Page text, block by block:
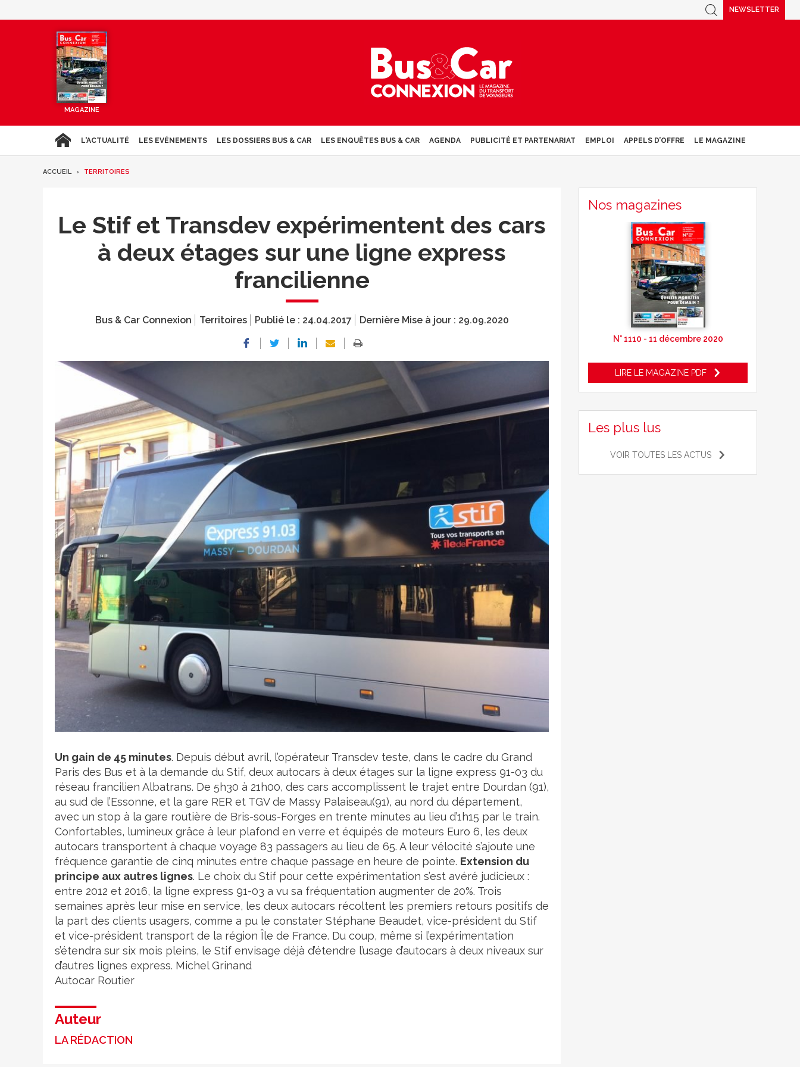
NEWSLETTER
MAGAZINE
L'ACTUALITÉ LES EVÉNEMENTS LES DOSSIERS BUS & CAR LES ENQUÊTES BUS & CAR AGENDA PUBLICITÉ ET PARTENARIAT EMPLOI APPELS D’OFFRE LE MAGAZINE
ACCUEIL TERRITOIRES
Le Stif et Transdev expérimentent des cars
à deux étages sur une ligne express
francilienne
Bus & Car Connexion Territoires Publié le : 24.04.2017 Dernière Mise à jour : 29.09.2020
Crédit photo
Un gain de 45 minutes. Depuis début avril, l’opérateur Transdev teste, dans le cadre du Grand
Paris des Bus et à la demande du Stif, deux autocars à deux étages sur la ligne express 91-03 du
réseau francilien Albatrans. De 5h30 à 21h00, des cars accomplissent le trajet entre Dourdan (91),
au sud de l’Essonne, et la gare RER et TGV de Massy Palaiseau(91), au nord du département,
avec un stop à la gare routière de Bris-sous-Forges en trente minutes au lieu d’1h15 par le train.
Confortables, lumineux grâce à leur plafond en verre et équipés de moteurs Euro 6, les deux
autocars transportent à chaque voyage 83 passagers au lieu de 65. A leur vélocité s’ajoute une
fréquence garantie de cinq minutes entre chaque passage en heure de pointe. Extension du
principe aux autres lignes. Le choix du Stif pour cette expérimentation s’est avéré judicieux :
entre 2012 et 2016, la ligne express 91-03 a vu sa fréquentation augmenter de 20%. Trois
semaines après leur mise en service, les deux autocars récoltent les premiers retours positifs de
la part des clients usagers, comme a pu le constater Stéphane Beaudet, vice-président du Stif
et vice-président transport de la région Île de France. Du coup, même si l’expérimentation
s’étendra sur six mois pleins, le Stif envisage déjà d’étendre l’usage d’autocars à deux niveaux sur
d’autres lignes express. Michel Grinand
Autocar Routier
Auteur
LA RÉDACTION
Nos magazines
N° 1110 - 11 décembre 2020
LIRE LE MAGAZINE PDF
Les plus lus
VOIR TOUTES LES ACTUS